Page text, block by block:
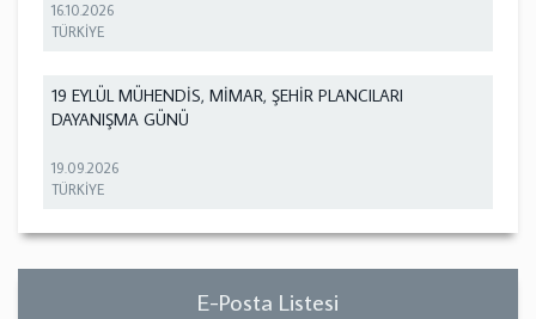
16.10.2026
TÜRKİYE
19 EYLÜL MÜHENDİS, MİMAR, ŞEHİR PLANCILARI
DAYANIŞMA GÜNÜ
19.09.2026
TÜRKİYE
E-Posta Listesi